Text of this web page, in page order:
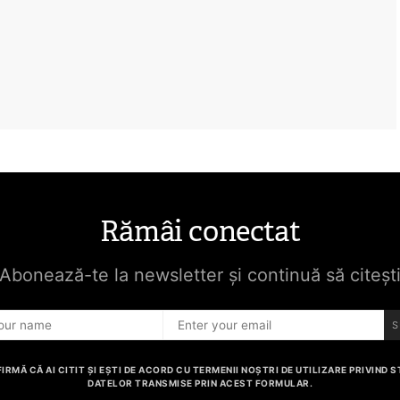
Rămâi conectat
Abonează-te la newsletter și continuă să citești
CĂ AI CITIT ȘI EȘTI DE ACORD CU TERMENII NOȘTRI DE UTILIZARE PRIVIND
DATELOR TRANSMISE PRIN ACEST FORMULAR.